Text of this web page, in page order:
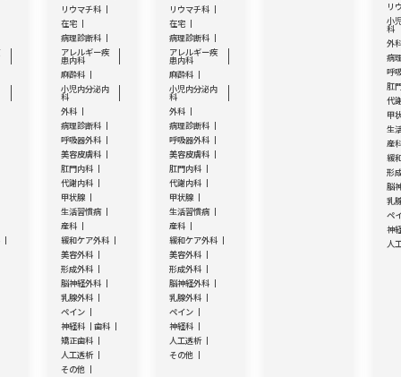
リウマチ科
在宅
病理診断科
アレルギー疾
患内科
麻酔科
小児内分泌内
科
外科
病理診断科
呼吸器外科
美容皮膚科
肛門内科
代謝内科
甲状腺
生活習慣病
産科
緩和ケア外科
美容外科
形成外科
脳神経外科
乳腺外科
ペイン
神経科
歯科
矯正歯科
人工透析
その他
リウマチ科
在宅
病理診断科
アレルギー疾
患内科
麻酔科
小児内分泌内
科
外科
病理診断科
呼吸器外科
美容皮膚科
肛門内科
代謝内科
甲状腺
生活習慣病
産科
緩和ケア外科
美容外科
形成外科
脳神経外科
乳腺外科
ペイン
神経科
人工透析
その他
リ
小
科
外
病
呼
肛
代
甲
生
産
緩
形
脳
乳
ペ
神
人